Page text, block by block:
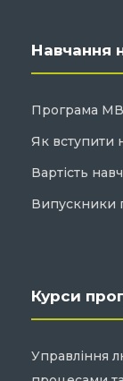
Навчання
Програма
Як вступити
Вартість
Випускники
Курси
Управління